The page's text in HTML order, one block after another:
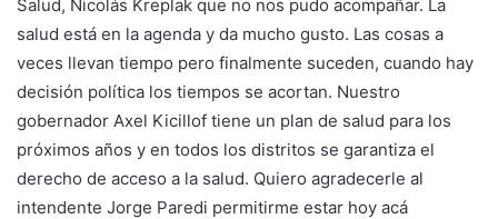
Salud, Nicolás Kreplak que no nos pudo acompañar. La
salud está en la agenda y da mucho gusto. Las cosas a
veces llevan tiempo pero finalmente suceden, cuando hay
decisión política los tiempos se acortan. Nuestro
gobernador Axel Kicillof tiene un plan de salud para los
próximos años y en todos los distritos se garantiza el
derecho de acceso a la salud. Quiero agradecerle al
intendente Jorge Paredi permitirme estar hoy acá